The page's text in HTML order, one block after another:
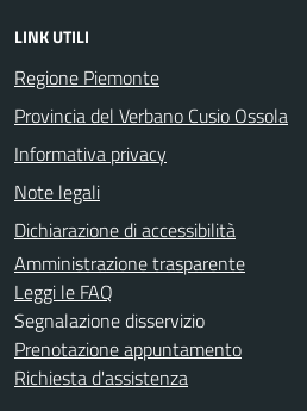
LINK UTILI
Regione Piemonte
Provincia del Verbano Cusio Ossola
Informativa privacy
Note legali
Dichiarazione di accessibilità
Amministrazione trasparente
Leggi le FAQ
Segnalazione disservizio
Prenotazione appuntamento
Richiesta d'assistenza